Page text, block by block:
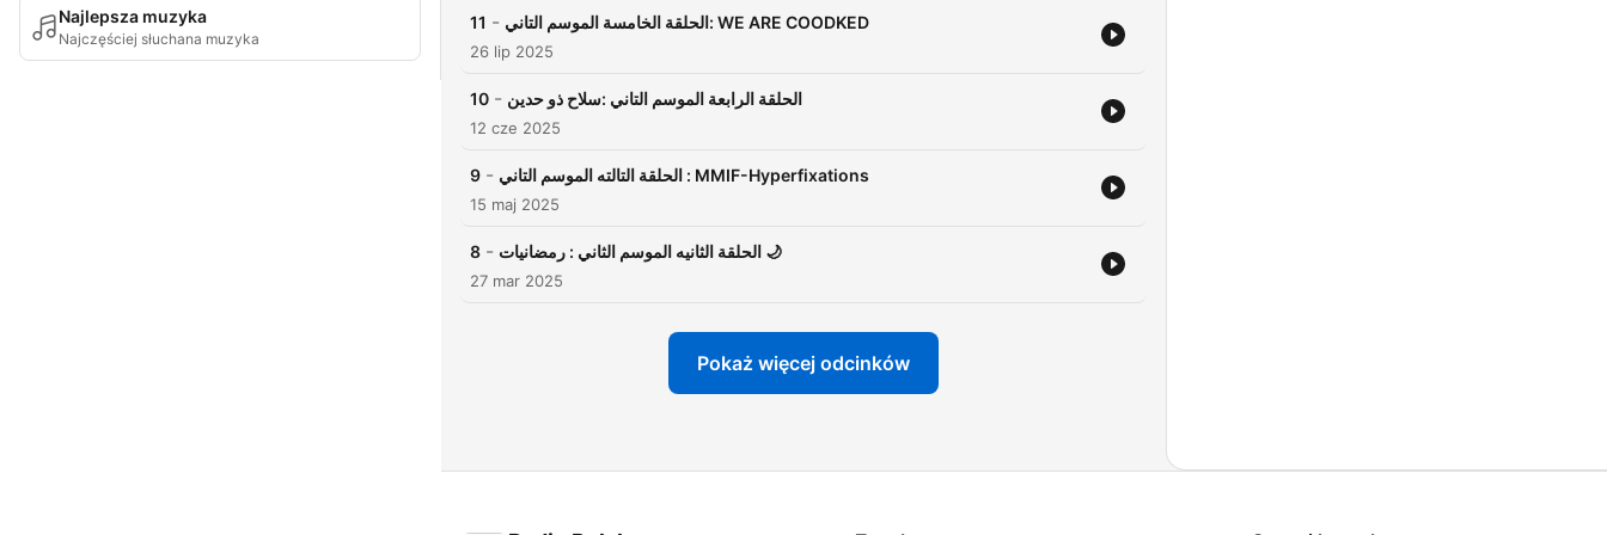
Najlepsza muzyka
Najczęściej słuchana muzyka
11 - الحلقة الخامسة الموسم التاني: WE ARE COODKED
26 lip 2025
10 - الحلقة الرابعة الموسم التاني :سلاح ذو حدين
12 cze 2025
9 - الحلقة التالته الموسم التاني : MMIF-Hyperfixations
15 maj 2025
8 - الحلقة الثانيه الموسم الثاني : رمضانيات 🌙
27 mar 2025
Pokaż więcej odcinków